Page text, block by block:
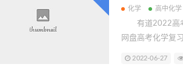
化学 高中化学
有道2022高考
网盘高考化学
2022-06-27